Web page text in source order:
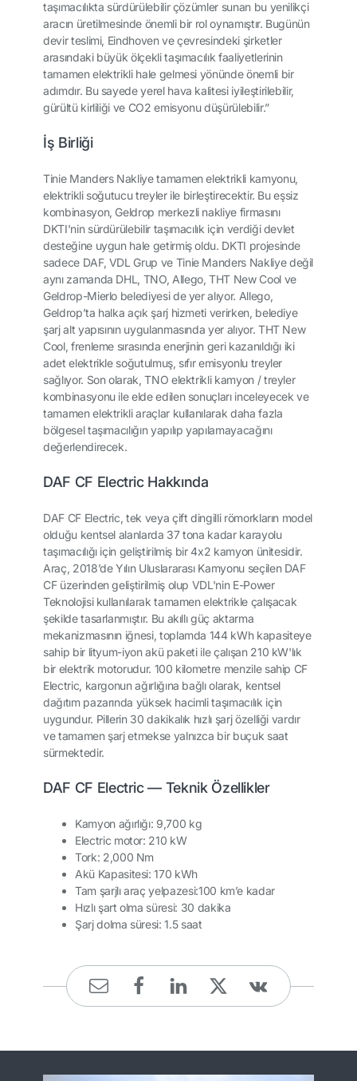
taşımacılıkta sürdürülebilir çözümler sunan bu yenilikçi
aracın üretilmesinde önemli bir rol oynamıştır. Bugünün
devir teslimi, Eindhoven ve çevresindeki şirketler
arasındaki büyük ölçekli taşımacılık faaliyetlerinin
tamamen elektrikli hale gelmesi yönünde önemli bir
adımdır. Bu sayede yerel hava kalitesi iyileştirilebilir,
gürültü kirliliği ve CO2 emisyonu düşürülebilir.”
İş Birliği
Tinie Manders Nakliye tamamen elektrikli kamyonu,
elektrikli soğutucu treyler ile birleştirecektir. Bu eşsiz
kombinasyon, Geldrop merkezli nakliye firmasını
DKTI'nin sürdürülebilir taşımacılık için verdiği devlet
desteğine uygun hale getirmiş oldu. DKTI projesinde
sadece DAF, VDL Grup ve Tinie Manders Nakliye değil
aynı zamanda DHL, TNO, Allego, THT New Cool ve
Geldrop-Mierlo belediyesi de yer alıyor. Allego,
Geldrop’ta halka açık şarj hizmeti verirken, belediye
şarj alt yapısının uygulanmasında yer alıyor. THT New
Cool, frenleme sırasında enerjinin geri kazanıldığı iki
adet elektrikle soğutulmuş, sıfır emisyonlu treyler
sağlıyor. Son olarak, TNO elektrikli kamyon / treyler
kombinasyonu ile elde edilen sonuçları inceleyecek ve
tamamen elektrikli araçlar kullanılarak daha fazla
bölgesel taşımacılığın yapılıp yapılamayacağını
değerlendirecek.
DAF CF Electric Hakkında
DAF CF Electric, tek veya çift dingilli römorkların model
olduğu kentsel alanlarda 37 tona kadar karayolu
taşımacılığı için geliştirilmiş bir 4x2 kamyon ünitesidir.
Araç, 2018’de Yılın Uluslararası Kamyonu seçilen DAF
CF üzerinden geliştirilmiş olup VDL'nin E-Power
Teknolojisi kullanılarak tamamen elektrikle çalışacak
şekilde tasarlanmıştır. Bu akıllı güç aktarma
mekanizmasının iğnesi, toplamda 144 kWh kapasiteye
sahip bir lityum-iyon akü paketi ile çalışan 210 kW'lık
bir elektrik motorudur. 100 kilometre menzile sahip CF
Electric, kargonun ağırlığına bağlı olarak, kentsel
dağıtım pazarında yüksek hacimli taşımacılık için
uygundur. Pillerin 30 dakikalık hızlı şarj özelliği vardır
ve tamamen şarj etmekse yalnızca bir buçuk saat
sürmektedir.
DAF CF Electric — Teknik Özellikler
Kamyon ağırlığı: 9,700 kg
Electric motor: 210 kW
Tork: 2,000 Nm
Akü Kapasitesi:170 kWh
Tam şarjlı araç yelpazesi:100 km’e kadar
Hızlı şart olma süresi: 30 dakika
Şarj dolma süresi:1.5 saat